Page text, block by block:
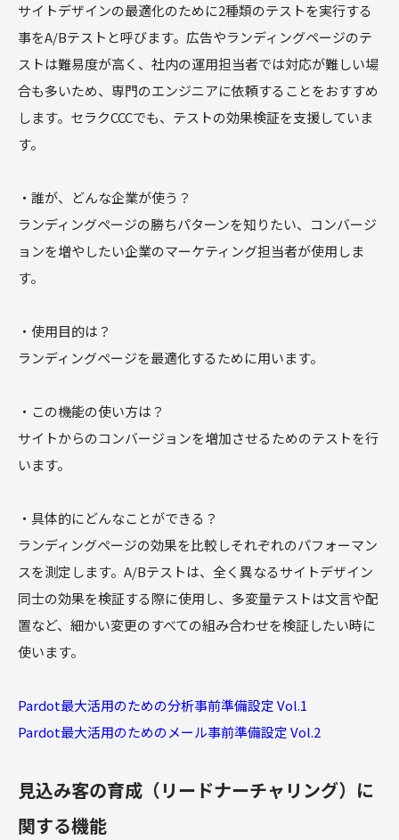
サイトデザインの最適化のために2種類のテストを実行する
事をA/Bテストと呼びます。広告やランディングページのテ
ストは難易度が高く、社内の運用担当者では対応が難しい場
合も多いため、専門のエンジニアに依頼することをおすすめ
します。セラクCCCでも、テストの効果検証を支援していま
す。
・誰が、どんな企業が使う？
ランディングページの勝ちパターンを知りたい、コンバージ
ョンを増やしたい企業のマーケティング担当者が使用しま
す。
・使用目的は？
ランディングページを最適化するために用います。
・この機能の使い方は？
サイトからのコンバージョンを増加させるためのテストを行
います。
・具体的にどんなことができる？
ランディングページの効果を比較しそれぞれのパフォーマン
スを測定します。A/Bテストは、全く異なるサイトデザイン
同士の効果を検証する際に使用し、多変量テストは文言や配
置など、細かい変更のすべての組み合わせを検証したい時に
使います。
Pardot最大活用のための分析事前準備設定 Vol.1
Pardot最大活用のためのメール事前準備設定 Vol.2
見込み客の育成（リードナーチャリング）に
関する機能